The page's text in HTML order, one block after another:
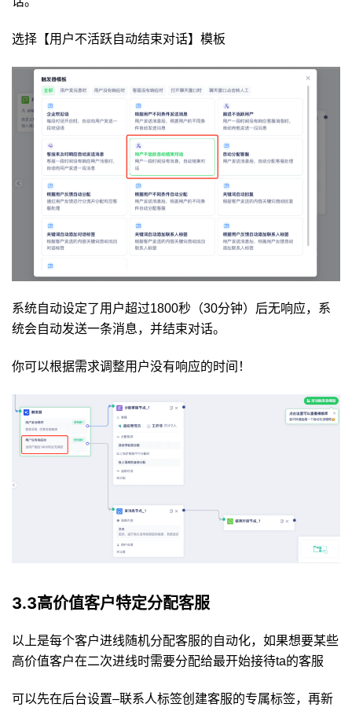
选择【用户不活跃自动结束对话】模板
系统自动设定了用户超过1800秒（30分钟）后无响应，系
统会自动发送一条消息，并结束对话。
你可以根据需求调整用户没有响应的时间！
3.3高价值客户特定分配客服
以上是每个客户进线随机分配客服的自动化，如果想要某些
高价值客户在二次进线时需要分配给最开始接待ta的客服
可以先在后台设置–联系人标签创建客服的专属标签，再新